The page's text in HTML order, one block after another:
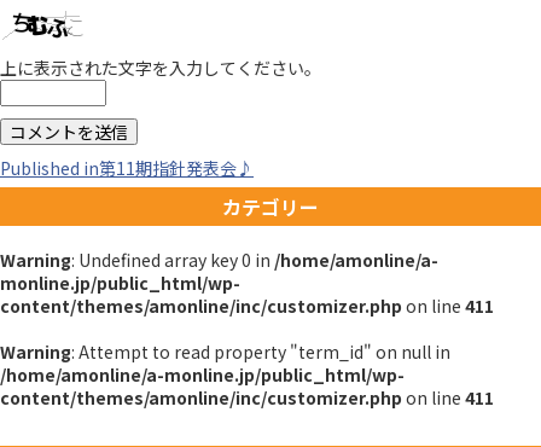
上に表示された文字を入力してください。
投
稿
ナ
ビ
ゲ
Published in第11期指針発表会♪
カテゴリー
Warning: Undefined array key 0 in /home/amonline/a-
monline.jp/public_html/wp-
content/themes/amonline/inc/customizer.php on line 411
Warning: Attempt to read property "term_id" on null in
/home/amonline/a-monline.jp/public_html/wp-
content/themes/amonline/inc/customizer.php on line 411